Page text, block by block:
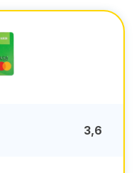
3,6